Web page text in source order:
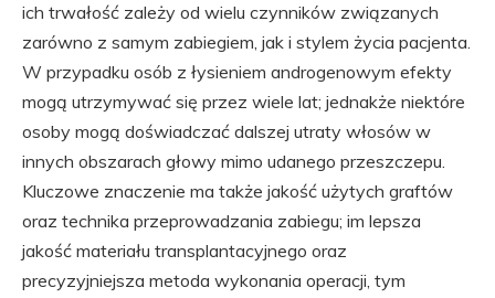
ich trwałość zależy od wielu czynników związanych
zarówno z samym zabiegiem, jak i stylem życia pacjenta.
W przypadku osób z łysieniem androgenowym efekty
mogą utrzymywać się przez wiele lat; jednakże niektóre
osoby mogą doświadczać dalszej utraty włosów w
innych obszarach głowy mimo udanego przeszczepu.
Kluczowe znaczenie ma także jakość użytych graftów
oraz technika przeprowadzania zabiegu; im lepsza
jakość materiału transplantacyjnego oraz
precyzyjniejsza metoda wykonania operacji, tym